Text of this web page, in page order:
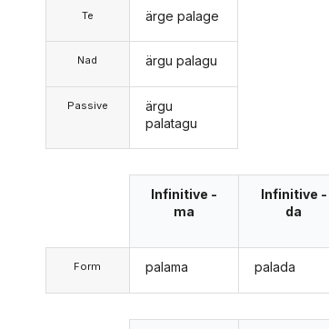
Te
Nad
Passive
ärge palage
ärgu palagu
ärgu
palatagu
Form
Infinitive -
ma
palama
Infinitive -
da
palada